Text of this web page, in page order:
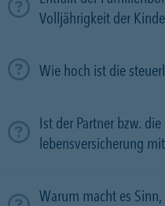
Volljährigkeit der
Wie hoch ist die
Ist der Partner bzw.
lebens­versicherung
Warum macht es